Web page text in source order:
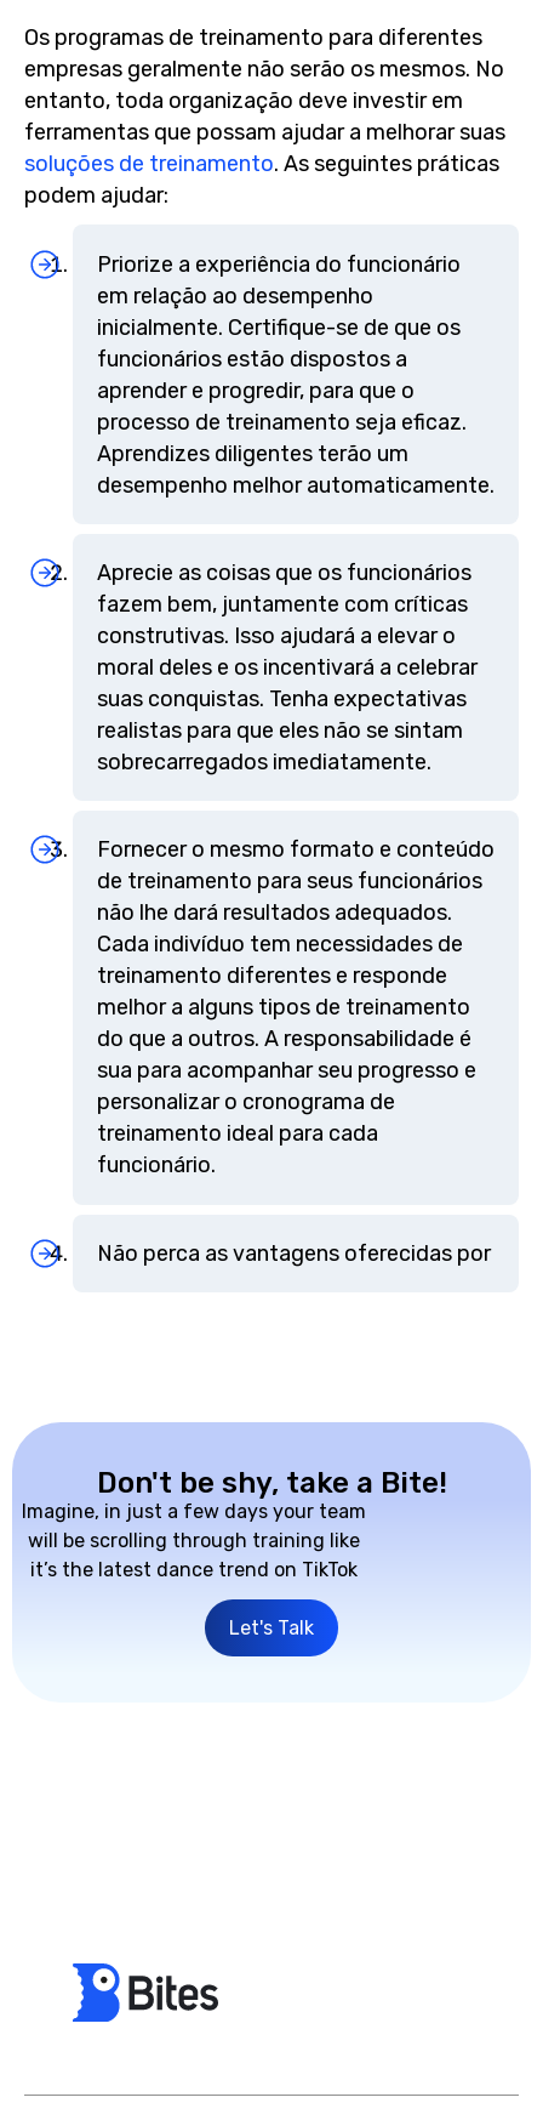
Os programas de treinamento para diferentes
empresas geralmente não serão os mesmos. No
entanto, toda organização deve investir em
ferramentas que possam ajudar a melhorar suas
soluções de treinamento. As seguintes práticas
podem ajudar:
Priorize a experiência do funcionário
em relação ao desempenho
inicialmente. Certifique-se de que os
funcionários estão dispostos a
aprender e progredir, para que o
processo de treinamento seja eficaz.
Aprendizes diligentes terão um
desempenho melhor automaticamente.
Aprecie as coisas que os funcionários
fazem bem, juntamente com críticas
construtivas. Isso ajudará a elevar o
moral deles e os incentivará a celebrar
suas conquistas. Tenha expectativas
realistas para que eles não se sintam
sobrecarregados imediatamente.
Fornecer o mesmo formato e conteúdo
de treinamento para seus funcionários
não lhe dará resultados adequados.
Cada indivíduo tem necessidades de
treinamento diferentes e responde
melhor a alguns tipos de treinamento
do que a outros. A responsabilidade é
sua para acompanhar seu progresso e
personalizar o cronograma de
treinamento ideal para cada
funcionário.
Não perca as vantagens oferecidas por
Don't be shy, take a Bite!
Imagine, in just a few days your team
will be scrolling through training like
it’s the latest dance trend on TikTok
Let's Talk